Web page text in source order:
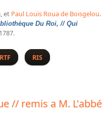
nationale de
des principales collections et
, et Paul Louis Roua de Boisgelou.
Du Roi, // Qui
de la Bibliothèque du Roi, //
qui traitent de la Musique. // 1787
RTF RIS
// remis a M. L'abbé